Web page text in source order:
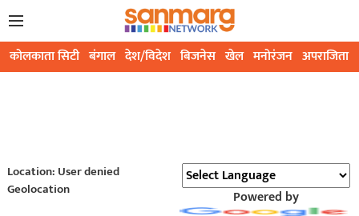
कोलकाता सिटी बंगाल देश/विदेश बिजनेस खेल मनोरंजन अपराजिता
Location: User denied
Geolocation
Powered by